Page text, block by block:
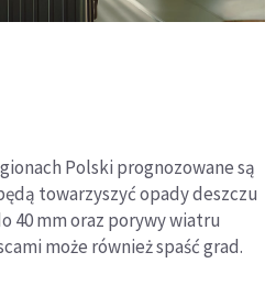
Polski prognozowane są
towarzyszyć opady deszczu
40 mm oraz porywy wiatru
może również spaść grad.